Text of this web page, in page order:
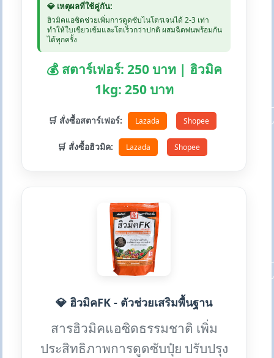
💎 เหตุผลที่ใช้คู่กัน:
ฮิวมิคแอซิดช่วยเพิ่มการดูดซับไนโตรเจนได้ 2-3 เท่า
ทำให้ใบเขียวเข้มและโตเร็วกว่าปกติ ผสมฉีดพ่นพร้อมกัน
ได้ทุกครั้ง
💰 สตาร์เฟอร์: 250 บาท | ฮิวมิค
1kg: 250 บาท
🛒 สั่งซื้อสตาร์เฟอร์: Lazada Shopee
🛒 สั่งซื้อฮิวมิค: Lazada Shopee
💎 ฮิวมิคFK - ตัวช่วยเสริมพื้นฐาน
สารฮิวมิคแอซิดธรรมชาติ เพิ่ม
ประสิทธิภาพการดูดซับปุ๋ย ปรับปรุง